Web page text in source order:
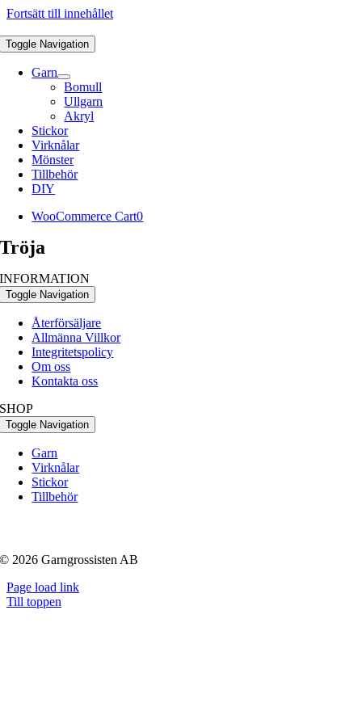
Fortsätt till innehållet
Toggle Navigation
Garn
Bomull
Ullgarn
Akryl
Stickor
Virknålar
Mönster
Tillbehör
DIY
WooCommerce Cart0
Tröja
INFORMATION
Toggle Navigation
Återförsäljare
Allmänna Villkor
Integritetspolicy
Om oss
Kontakta oss
SHOP
Toggle Navigation
Garn
Virknålar
Stickor
Tillbehör
© 2026 Garngrossisten AB
Page load link
Till toppen